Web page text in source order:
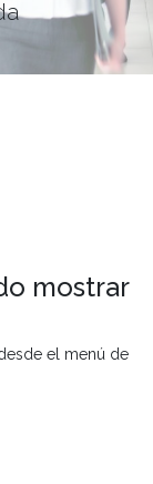
mostrar
el menú de